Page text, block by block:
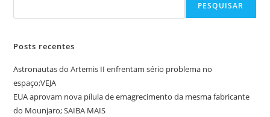
PESQUISAR
Posts recentes
Astronautas do Artemis II enfrentam sério problema no
espaço;VEJA
EUA aprovam nova pílula de emagrecimento da mesma fabricante
do Mounjaro; SAIBA MAIS